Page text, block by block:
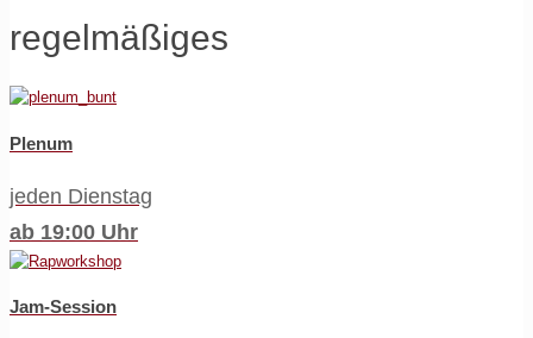
regelmäßiges
Plenum
jeden Dienstag
ab 19:00 Uhr
Jam-Session